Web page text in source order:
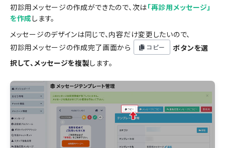
初診用メッセージの作成ができたので、次は「再診用メッセージ」
を作成します。
メッセージのデザインは同じで、内容だけ変更したいので、
初診用メッセージの作成完了画面から
コピー
ボタンを選
択して、メッセージを複製します。